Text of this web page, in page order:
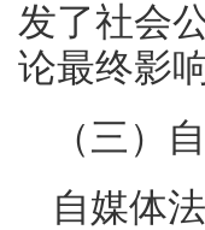
发了社会
论最终影
（三）
自媒体